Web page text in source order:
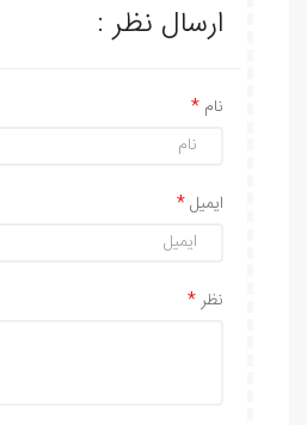
ارسال نظر :
نام
ایمیل
نظر